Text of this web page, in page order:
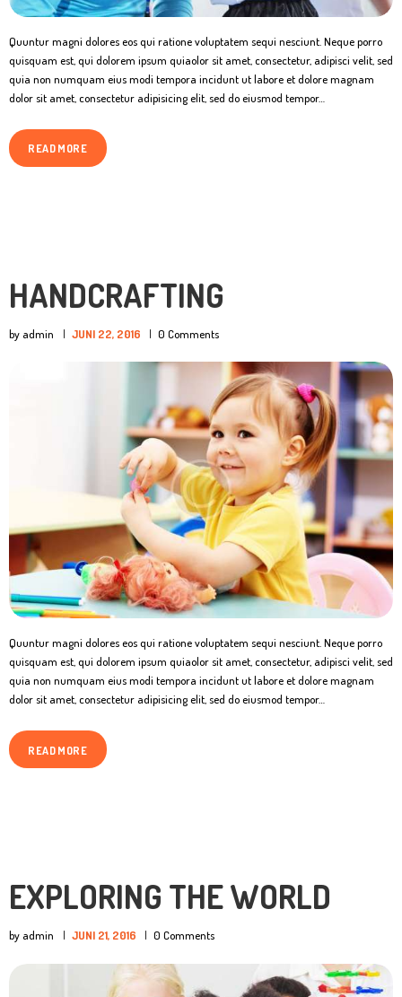
Quuntur magni dolores eos qui ratione voluptatem sequi nesciunt. Neque porro
quisquam est, qui dolorem ipsum quiaolor sit amet, consectetur, adipisci velit, sed
quia non numquam eius modi tempora incidunt ut labore et dolore magnam
dolor sit amet, consectetur adipisicing elit, sed do eiusmod tempor…
READ MORE
HANDCRAFTING
by admin JUNI 22, 2016 0 Comments
Quuntur magni dolores eos qui ratione voluptatem sequi nesciunt. Neque porro
quisquam est, qui dolorem ipsum quiaolor sit amet, consectetur, adipisci velit, sed
quia non numquam eius modi tempora incidunt ut labore et dolore magnam
dolor sit amet, consectetur adipisicing elit, sed do eiusmod tempor…
READ MORE
EXPLORING THE WORLD
by admin JUNI 21, 2016 0 Comments